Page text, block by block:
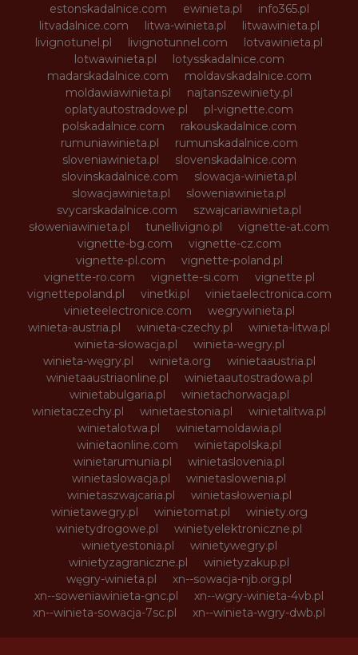
estonskadalnice.com
ewinieta.pl
info365.pl
litvadalnice.com
litwa-winieta.pl
litwawinieta.pl
livignotunel.pl
livignotunnel.com
lotvawinieta.pl
lotwawinieta.pl
lotysskadalnice.com
madarskadalnice.com
moldavskadalnice.com
moldawiawinieta.pl
najtanszewiniety.pl
oplatyautostradowe.pl
pl-vignette.com
polskadalnice.com
rakouskadalnice.com
rumuniawinieta.pl
rumunskadalnice.com
sloveniawinieta.pl
slovenskadalnice.com
slovinskadalnice.com
slowacja-winieta.pl
slowacjawinieta.pl
sloweniawinieta.pl
svycarskadalnice.com
szwajcariawinieta.pl
słoweniawinieta.pl
tunellivigno.pl
vignette-at.com
vignette-bg.com
vignette-cz.com
vignette-pl.com
vignette-poland.pl
vignette-ro.com
vignette-si.com
vignette.pl
vignettepoland.pl
vinetki.pl
vinietaelectronica.com
vinieteelectronice.com
wegrywinieta.pl
winieta-austria.pl
winieta-czechy.pl
winieta-litwa.pl
winieta-słowacja.pl
winieta-wegry.pl
winieta-węgry.pl
winieta.org
winietaaustria.pl
winietaaustriaonline.pl
winietaautostradowa.pl
winietabulgaria.pl
winietachorwacja.pl
winietaczechy.pl
winietaestonia.pl
winietalitwa.pl
winietalotwa.pl
winietamoldawia.pl
winietaonline.com
winietapolska.pl
winietarumunia.pl
winietaslovenia.pl
winietaslowacja.pl
winietaslowenia.pl
winietaszwajcaria.pl
winietasłowenia.pl
winietawegry.pl
winietomat.pl
winiety.org
winietydrogowe.pl
winietyelektroniczne.pl
winietyestonia.pl
winietywegry.pl
winietyzagraniczne.pl
winietyzakup.pl
węgry-winieta.pl
xn--sowacja-njb.org.pl
xn--soweniawinieta-gnc.pl
xn--wgry-winieta-4vb.pl
xn--winieta-sowacja-7sc.pl
xn--winieta-wgry-dwb.pl